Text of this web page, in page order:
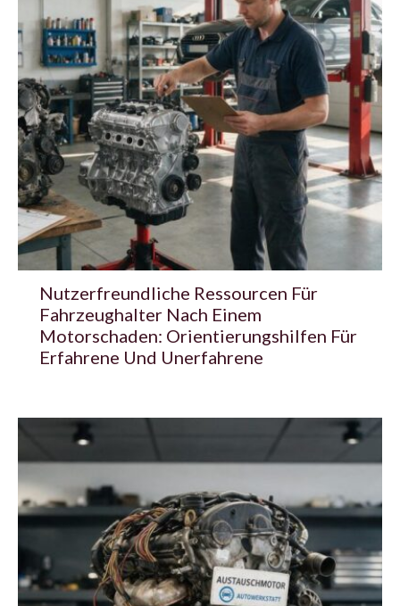
Nutzerfreundliche Ressourcen Für
Fahrzeughalter Nach Einem
Motorschaden: Orientierungshilfen Für
Erfahrene Und Unerfahrene